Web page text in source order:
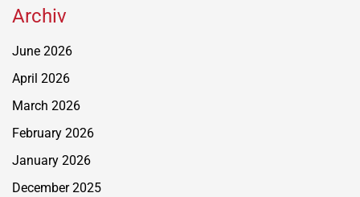
Archiv
June 2026
April 2026
March 2026
February 2026
January 2026
December 2025